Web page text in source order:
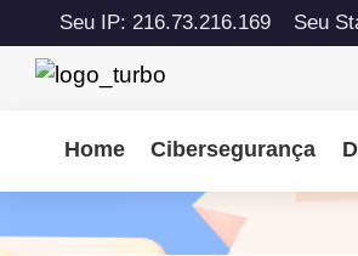
Seu IP: 216.73.216.169 Seu
Home Cibersegurança